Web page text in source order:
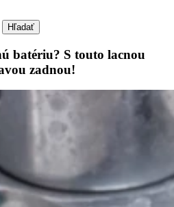
Hľadať
batériu? S touto lacnou
zadnou!